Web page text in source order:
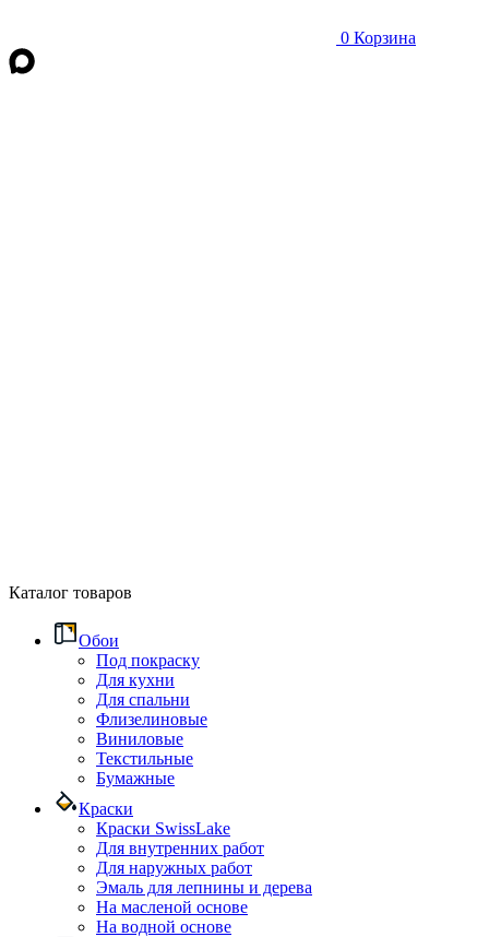
0 Корзина
Каталог товаров
Обои
Под покраску
Для кухни
Для спальни
Флизелиновые
Виниловые
Текстильные
Бумажные
Краски
Краски SwissLake
Для внутренних работ
Для наружных работ
Эмаль для лепнины и дерева
На масленой основе
На водной основе